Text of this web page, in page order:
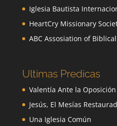
Iglesia Bautista
HeartCry Missionary
ABC Assosiation of
Ultimas Predicas
Valentía Ante la Oposición
Jesús, El Mesías
Una Iglesia Común